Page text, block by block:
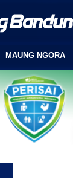
MAUNG NGORA